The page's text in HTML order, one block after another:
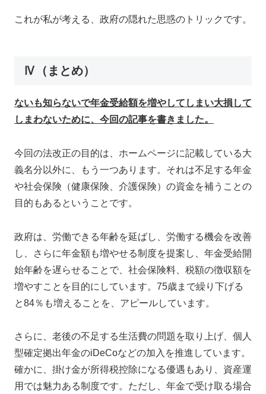
これが私が考える、政府の隠れた思惑のトリックです。
Ⅳ（まとめ）
ないも知らないで年金受給額を増やしてしまい大損して
しまわないために、今回の記事を書きました。
今回の法改正の目的は、ホームページに記載している大
義名分以外に、もう一つあります。それは不足する年金
や社会保険（健康保険、介護保険）の資金を補うことの
目的もあるということです。
政府は、労働できる年齢を延ばし、労働する機会を改善
し、さらに年金額も増やせる制度を提案し、年金受給開
始年齢を遅らせることで、社会保険料、税額の徴収額を
増やすことを目的にしています。75歳まで繰り下げる
と84％も増えることを、アピールしています。
さらに、老後の不足する生活費の問題を取り上げ、個人
型確定拠出年金のiDeCoなどの加入を推進しています。
確かに、掛け金が所得税控除になる優遇もあり、資産運
用では魅力ある制度です。ただし、年金で受け取る場合